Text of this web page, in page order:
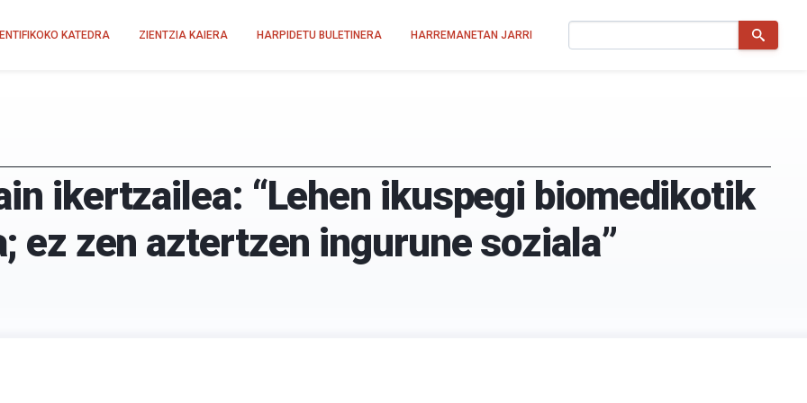
KATEDRA ZIENTZIA KAIERA HARPIDETU BULETINERA HARREMANETAN JARRI
ikertzailea: “Lehen ikuspegi biomedikotik
ez zen aztertzen ingurune soziala”